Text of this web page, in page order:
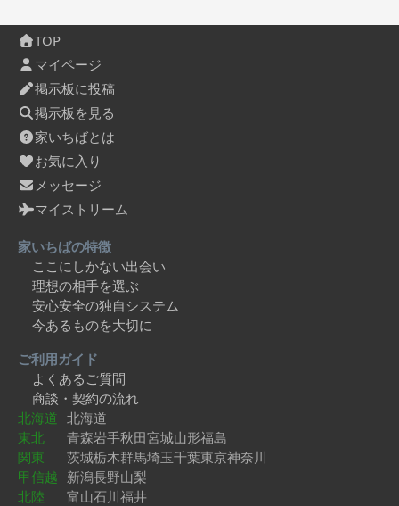
TOP
マイページ
掲示板に投稿
掲示板を見る
家いちばとは
お気に入り
メッセージ
マイストリーム
家いちばの特徴
ここにしかない出会い
理想の相手を選ぶ
安心安全の独自システム
今あるものを大切に
ご利用ガイド
よくあるご質問
商談・契約の流れ
北海道 北海道
東北
青森岩手秋田宮城山形福島
関東
茨城栃木群馬埼玉千葉東京神奈川
甲信越 新潟長野山梨
北陸
富山石川福井